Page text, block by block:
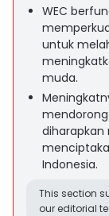
WEC
untuk
muda.
Indonesia.
This section
our editorial